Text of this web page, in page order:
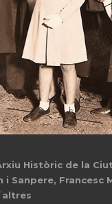
Històric de la